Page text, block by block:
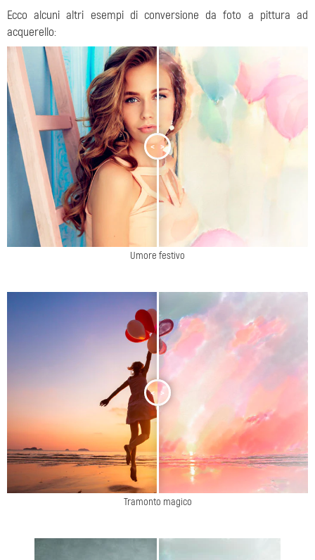
Ecco alcuni altri esempi di conversione da foto a pittura ad
acquerello:
< >
Umore festivo
< >
Tramonto magico